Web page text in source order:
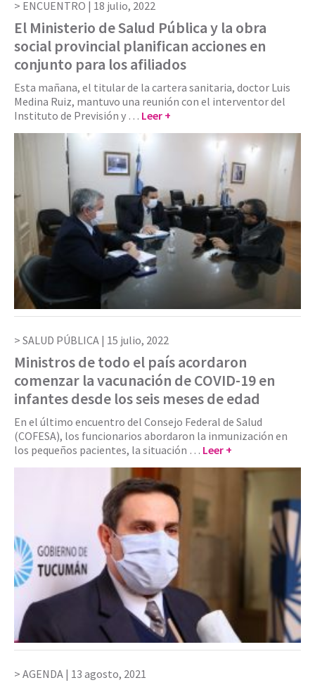
ENCUENTRO | 18 julio, 2022
El Ministerio de Salud Pública y la obra
social provincial planifican acciones en
conjunto para los afiliados
Esta mañana, el titular de la cartera sanitaria, doctor Luis
Medina Ruiz, mantuvo una reunión con el interventor del
Instituto de Previsión y … Leer +
SALUD PÚBLICA | 15 julio, 2022
Ministros de todo el país acordaron
comenzar la vacunación de COVID-19 en
infantes desde los seis meses de edad
En el último encuentro del Consejo Federal de Salud
(COFESA), los funcionarios abordaron la inmunización en
los pequeños pacientes, la situación … Leer +
AGENDA | 13 agosto, 2021